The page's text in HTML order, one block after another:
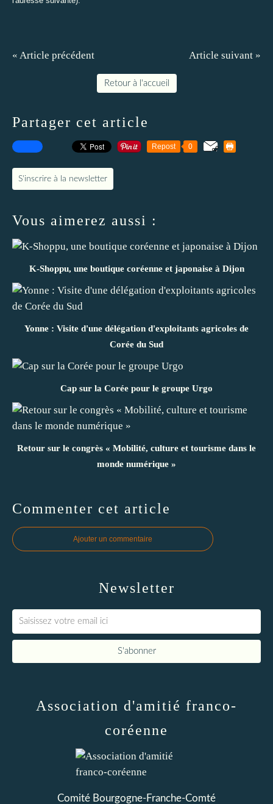
« Article précédent Article suivant »
Retour à l'accueil
Partager cet article
Repost 0
S'inscrire à la newsletter
Vous aimerez aussi :
K-Shoppu, une boutique coréenne et japonaise à Dijon
Yonne : Visite d'une délégation d'exploitants agricoles de
Corée du Sud
Cap sur la Corée pour le groupe Urgo
Retour sur le congrès « Mobilité, culture et tourisme dans le
monde numérique »
Commenter cet article
Ajouter un commentaire
Newsletter
Association d'amitié franco-
coréenne
Comité Bourgogne-Franche-Comté